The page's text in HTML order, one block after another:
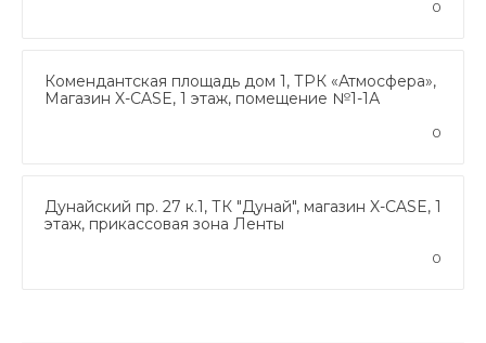
0
Комендантская площадь дом 1, ТРК «Атмосфера»,
Магазин X-CASE, 1 этаж, помещение №1-1А
0
Дунайский пр. 27 к.1, ТК "Дунай", магазин X-CASE, 1
этаж, прикассовая зона Ленты
0